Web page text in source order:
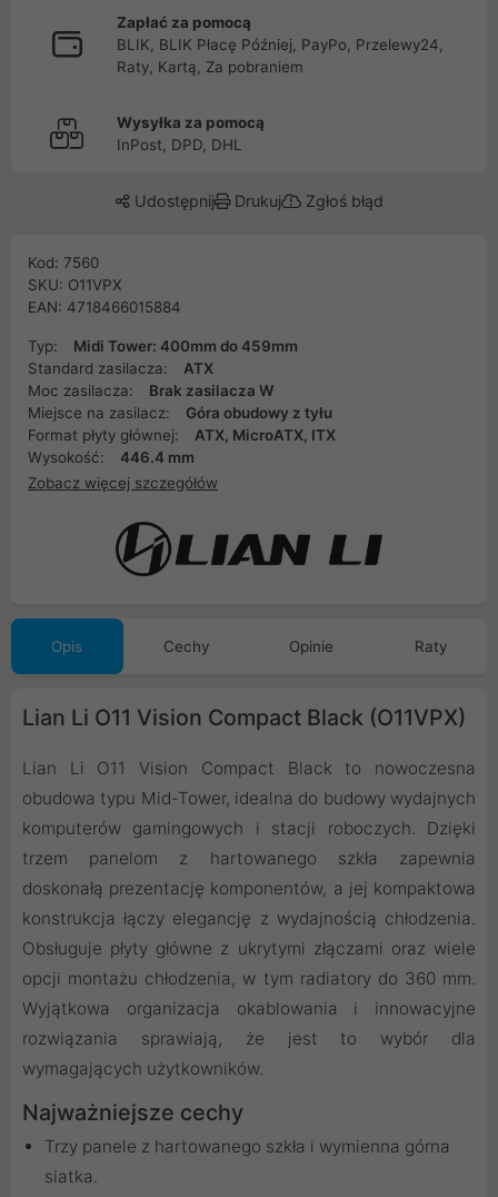
Zapłać za pomocą
BLIK, BLIK Płacę Później, PayPo, Przelewy24,
Raty, Kartą, Za pobraniem
Wysyłka za pomocą
InPost, DPD, DHL
Udostępnij Drukuj Zgłoś błąd
Kod: 7560
SKU: O11VPX
EAN: 4718466015884
Typ:
Midi Tower: 400mm do 459mm
Standard zasilacza:
ATX
Moc zasilacza:
Brak zasilacza W
Miejsce na zasilacz:
Góra obudowy z tyłu
Format płyty głównej:
ATX, MicroATX, ITX
Wysokość:
446.4 mm
Zobacz więcej szczegółów
Opis Cechy Opinie Raty
Lian Li O11 Vision Compact Black (O11VPX)
Lian Li O11 Vision Compact Black to nowoczesna
obudowa typu Mid-Tower, idealna do budowy wydajnych
komputerów gamingowych i stacji roboczych. Dzięki
trzem panelom z hartowanego szkła zapewnia
doskonałą prezentację komponentów, a jej kompaktowa
konstrukcja łączy elegancję z wydajnością chłodzenia.
Obsługuje płyty główne z ukrytymi złączami oraz wiele
opcji montażu chłodzenia, w tym radiatory do 360 mm.
Wyjątkowa organizacja okablowania i innowacyjne
rozwiązania sprawiają, że jest to wybór dla
wymagających użytkowników.
Najważniejsze cechy
Trzy panele z hartowanego szkła i wymienna górna
siatka.